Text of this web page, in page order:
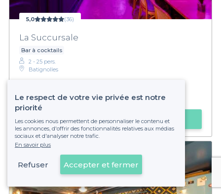
5,0 (36)
La Succursale
Bar à cocktails
2 - 25 pers.
Batignolles
Privateaser :Happy Hour toute la soirée pour les groupes
Faire une demande
Voir sur la carte
Le respect de votre vie privée est notre
priorité
Les cookies nous permettent de personnaliser le contenu et
les annonces, d'offrir des fonctionnalités relatives aux médias
sociaux et d'analyser notre trafic.
En savoir plus
Refuser Accepter et fermer